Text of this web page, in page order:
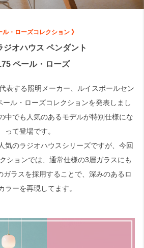
ル・ローズコレクション 》
ジオハウス ペンダント
ペール・ローズ
表する照明メーカー、ルイスポールセン
ール・ローズコレクションを発表しまし
中でも人気のあるモデルが特別仕様にな
って登場です。
気のラジオハウスシリーズですが、今回
ションでは、通常仕様の3層ガラスにも
ガラスを採用することで、深みのあるロ
ラーを再現してます。